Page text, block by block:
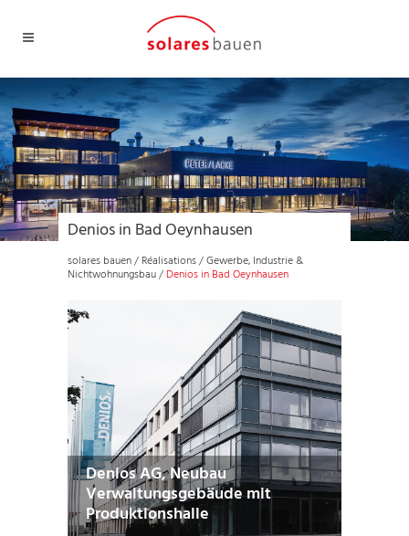
Denios in Bad Oeynhausen
solares bauen/ Réalisations/Gewerbe, Industrie &
Nichtwohnungsbau/ Denios in Bad Oeynhausen
Denios AG, Neubau
Verwaltungsgebäude mit
Produktionshalle